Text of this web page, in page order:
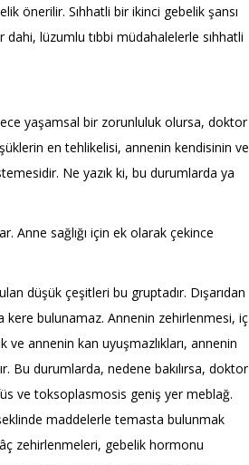
önerilir. Sıhhatli bir ikinci gebelik şansı
lüzumlu tıbbi müdahalelerle sıhhatli
yaşamsal bir zorunluluk olursa, doktor
en tehlikelisi, annenin kendisinin ve
Ne yazık ki, bu durumlarda ya
Anne sağlığı için ek olarak çekince
düşük çeşitleri bu gruptadır. Dışarıdan
bulunamaz. Annenin zehirlenmesi, iç
annenin kan uyuşmazlıkları, annenin
Bu durumlarda, nedene bakılırsa, doktor
ve toksoplasmosis geniş yer meblağ.
maddelerle temasta bulunmak
zehirlenmeleri, gebelik hormonu